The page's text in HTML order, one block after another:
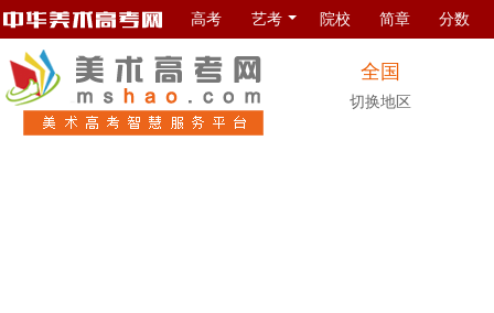
高考 艺考 院校 简章 分数
全国
切换地区